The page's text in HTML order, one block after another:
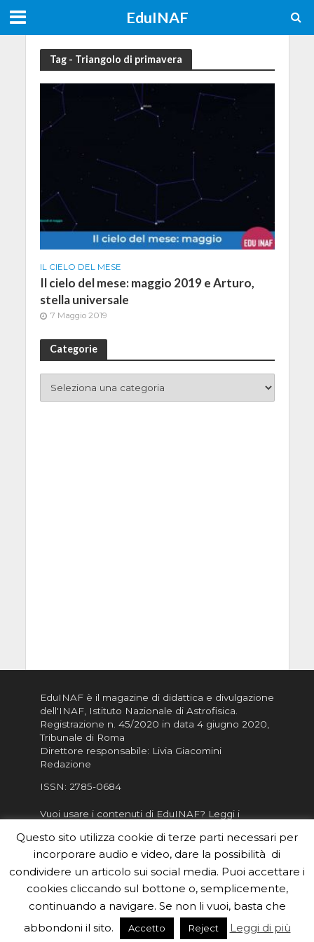
EduINAF
Tag - Triangolo di primavera
IL CIELO DEL MESE
Il cielo del mese: maggio 2019 e Arturo,
stella universale
7 Maggio 2019
Categorie
EduINAF è il magazine di didattica e divulgazione
dell'INAF, Istituto Nazionale di Astrofisica
Registrazione n. 45/2020 in data 4 giugno 2020,
Tribunale di Roma
Direttore responsabile: Livia Giacomini
Redazione
ISSN: 2785-0684
Vuoi usare i contenuti di EduINAF? Leggi i
Informativa sulla Privacy
Informatva sui Cookie
Per la rubrica de l'Astronomo risponde, per
inviarci le tue foto o i tuoi contributi, scrivici a
redazione.edu [chiocciola] inaf.it oppure
il form
Questo sito utilizza cookie di terze parti necessari per
incorporare audio e video, dare la possibilità di
condividere un articolo sui social media. Puoi accettare i
cookies cliccando sul bottone o, semplicemente,
continuando a navigare. Se non li vuoi, basta che
abbondoni il sito.
Accetto Reject Leggi di più